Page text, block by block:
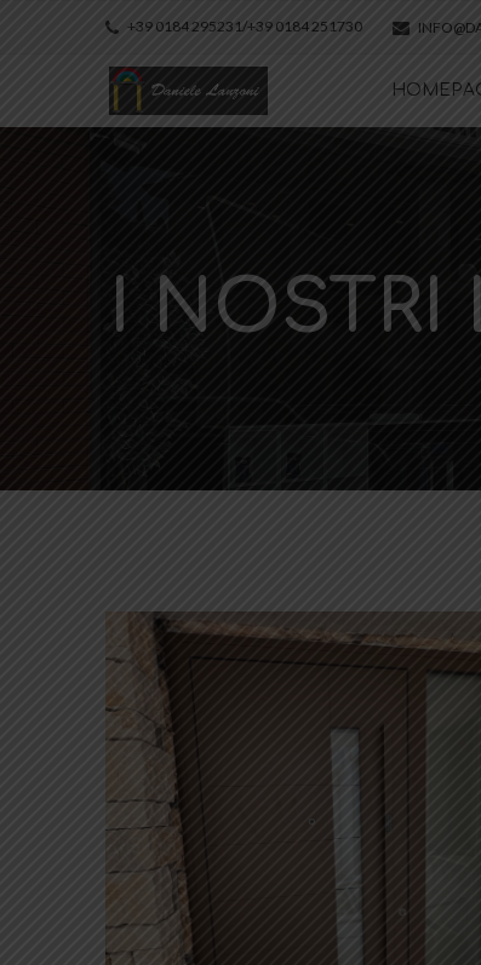
+39 0184 295231/+39 0184 251730
I NOSTRI